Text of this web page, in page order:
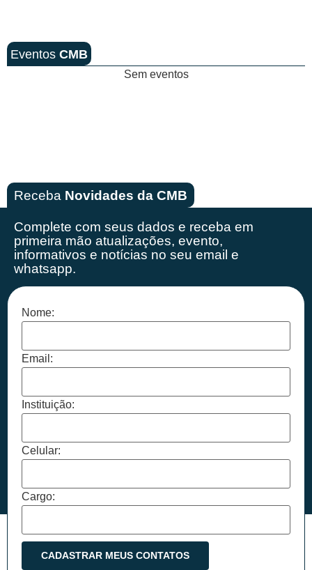
Eventos CMB
Sem eventos
Receba Novidades da CMB
Complete com seus dados e receba em
primeira mão atualizações, evento,
informativos e notícias no seu email e
whatsapp.
Nome:
Email:
Instituição:
Celular:
Cargo: